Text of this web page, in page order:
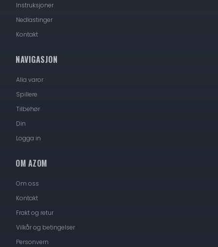
Instruksjoner
Nedlastinger
Kontakt
NAVIGASJON
Alla varor
Spillere
Tilbehør
Din
Logga in
OM AZOM
Om oss
Kontakt
Frakt og retur
Vilkår og betingelser
Personvern